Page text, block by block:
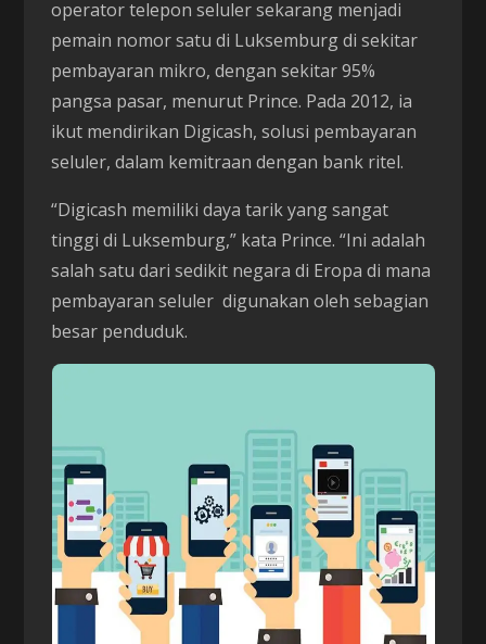
operator telepon seluler sekarang menjadi
pemain nomor satu di Luksemburg di sekitar
pembayaran mikro, dengan sekitar 95%
pangsa pasar, menurut Prince. Pada 2012, ia
ikut mendirikan Digicash, solusi pembayaran
seluler, dalam kemitraan dengan bank ritel.
“Digicash memiliki daya tarik yang sangat
tinggi di Luksemburg,” kata Prince. “Ini adalah
salah satu dari sedikit negara di Eropa di mana
pembayaran seluler digunakan oleh sebagian
besar penduduk.